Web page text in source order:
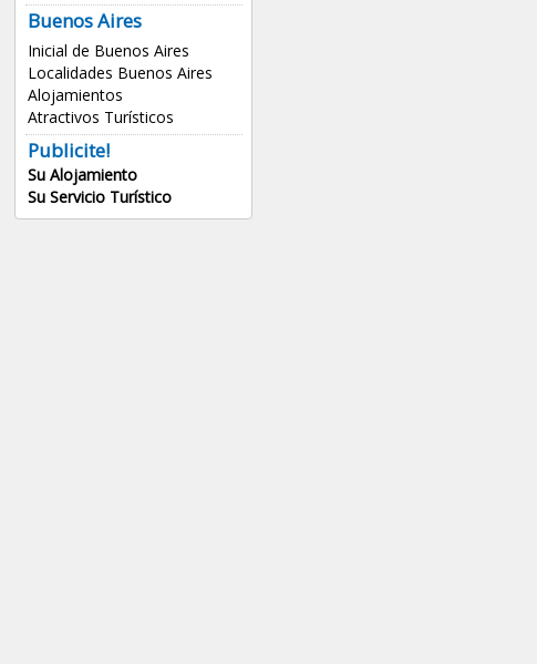
Buenos Aires
Inicial de Buenos Aires
Localidades Buenos Aires
Alojamientos
Atractivos Turísticos
Publicite!
Su Alojamiento
Su Servicio Turístico